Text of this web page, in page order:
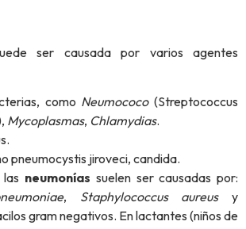
ser causada por varios agentes
como Neumococo(Streptococcus
Mycoplasmas, Chlamydias.
pneumocystis jiroveci, candida.
neumonías suelen ser causadas por:
, Staphylococcus aureusy
gram negativos. En lactantes (niños de